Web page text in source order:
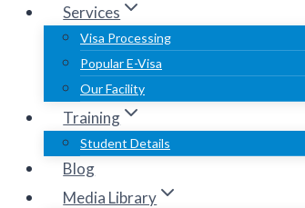
Services
Visa Processing
Popular E-Visa
Our Facility
Training
Student Details
Blog
Media Library